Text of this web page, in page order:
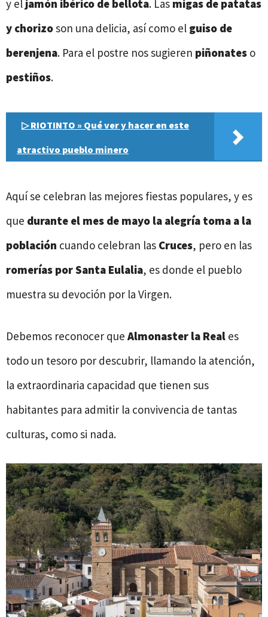
y el jamón ibérico de bellota. Las migas de patatas
y chorizoson una delicia, así como el guiso de
berenjena. Para el postre nos sugieren piñonates o
pestiños.
▷ RIOTINTO » Qué ver y hacer en este
atractivo pueblo minero
Aquí se celebran las mejores fiestas populares, y es
que durante el mes de mayo la alegría toma a la
población cuando celebran las Cruces, pero en las
romerías por Santa Eulalia, es donde el pueblo
muestra su devoción por la Virgen.
Debemos reconocer que Almonaster la Real es
todo un tesoro por descubrir, llamando la atención,
la extraordinaria capacidad que tienen sus
habitantes para admitir la convivencia de tantas
culturas, como si nada.